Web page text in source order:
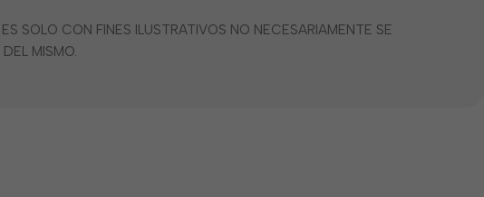
SOLO CON FINES ILUSTRATIVOS NO NECESARIAMENTE SE
MISMO.